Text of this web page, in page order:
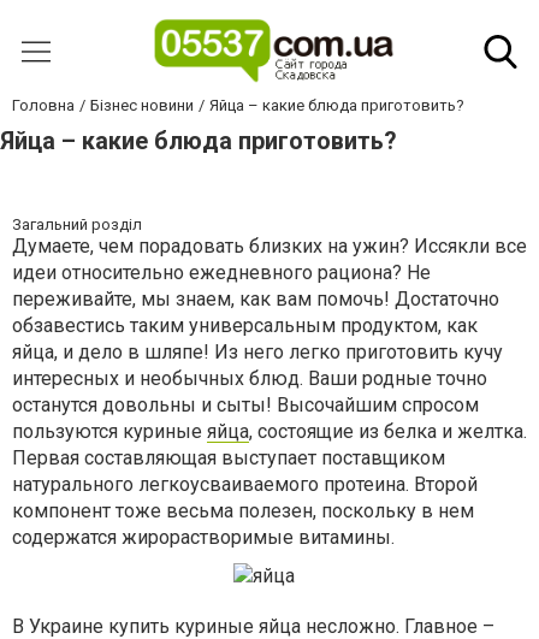
Головна Бізнес новини Яйца – какие блюда приготовить?
Яйца – какие блюда приготовить?
Загальний розділ
Думаете, чем порадовать близких на ужин? Иссякли все
идеи относительно ежедневного рациона? Не
переживайте, мы знаем, как вам помочь! Достаточно
обзавестись таким универсальным продуктом, как
яйца, и дело в шляпе! Из него легко приготовить кучу
интересных и необычных блюд. Ваши родные точно
останутся довольны и сыты! Высочайшим спросом
пользуются куриные яйца, состоящие из белка и желтка.
Первая составляющая выступает поставщиком
натурального легкоусваиваемого протеина. Второй
компонент тоже весьма полезен, поскольку в нем
содержатся жирорастворимые витамины.
В Украине купить куриные яйца несложно. Главное –